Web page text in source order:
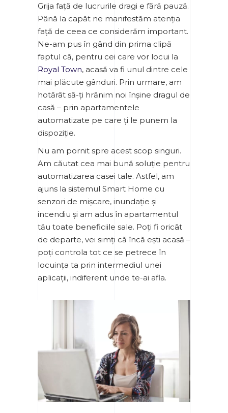
Grija față de lucrurile dragi e fără pauză.
Până la capăt ne manifestăm atenția
față de ceea ce considerăm important.
Ne-am pus în gând din prima clipă
faptul că, pentru cei care vor locui la
Royal Town, acasă va fi unul dintre cele
mai plăcute gânduri. Prin urmare, am
hotărât să-ți hrănim noi înșine dragul de
casă – prin apartamentele
automatizate pe care ți le punem la
dispoziție.
Nu am pornit spre acest scop singuri.
Am căutat cea mai bună soluție pentru
automatizarea casei tale. Astfel, am
ajuns la sistemul Smart Home cu
senzori de mișcare, inundație și
incendiu și am adus în apartamentul
tău toate beneficiile sale. Poți fi oricât
de departe, vei simți că încă ești acasă –
poți controla tot ce se petrece în
locuința ta prin intermediul unei
aplicații, indiferent unde te-ai afla.